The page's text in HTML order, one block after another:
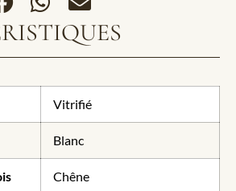
Vitrifié
Blanc
Chêne